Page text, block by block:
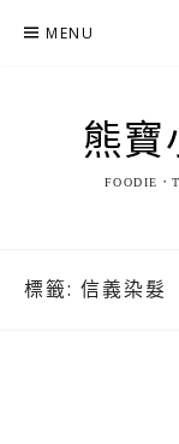
MENU
熊寶
FOODIE．
標籤: 信義染髮